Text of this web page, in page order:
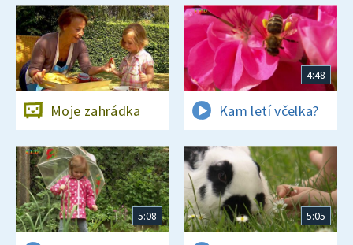
Moje zahrádka
4:48
Kam letí včelka?
5:08 5:05